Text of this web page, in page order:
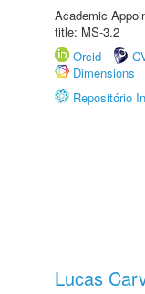
Academic
title: MS-3.2
Orcid
Dimensions
Repositório
Lucas